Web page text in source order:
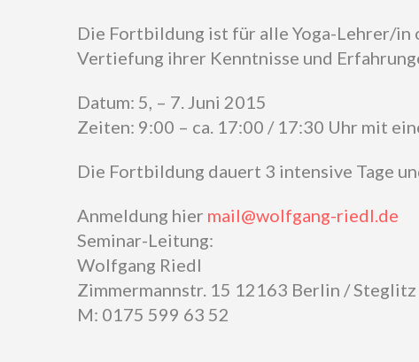
Die Fortbildung ist für alle Yoga-Lehrer/
Vertiefung ihrer Kenntnisse und
Datum: 5, – 7. Juni 2015
Zeiten: 9:00 – ca. 17:00 / 17:30 Uhr mit
Die Fortbildung dauert 3 intensive Tage
Anmeldung hier mail@wolfgang-riedl.de
Seminar-Leitung:
Wolfgang Riedl
Zimmermannstr. 15 12163 Berlin / Steglitz
M: 0175 599 63 52